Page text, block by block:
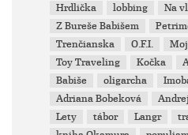
Hrdlička
lobbing
Na
Z Bureše Babišem
Trenčianska
O.F.I.
Toy Traveling
Kočka
Babiše
oligarcha
Adriana Bobeková
Lety
tábor Langr